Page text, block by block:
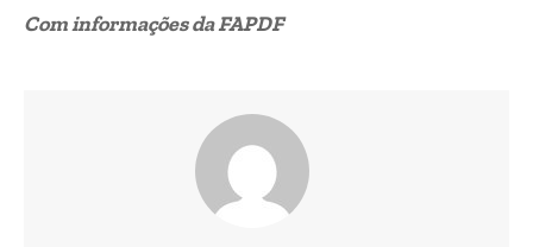
Com informações da FAPDF